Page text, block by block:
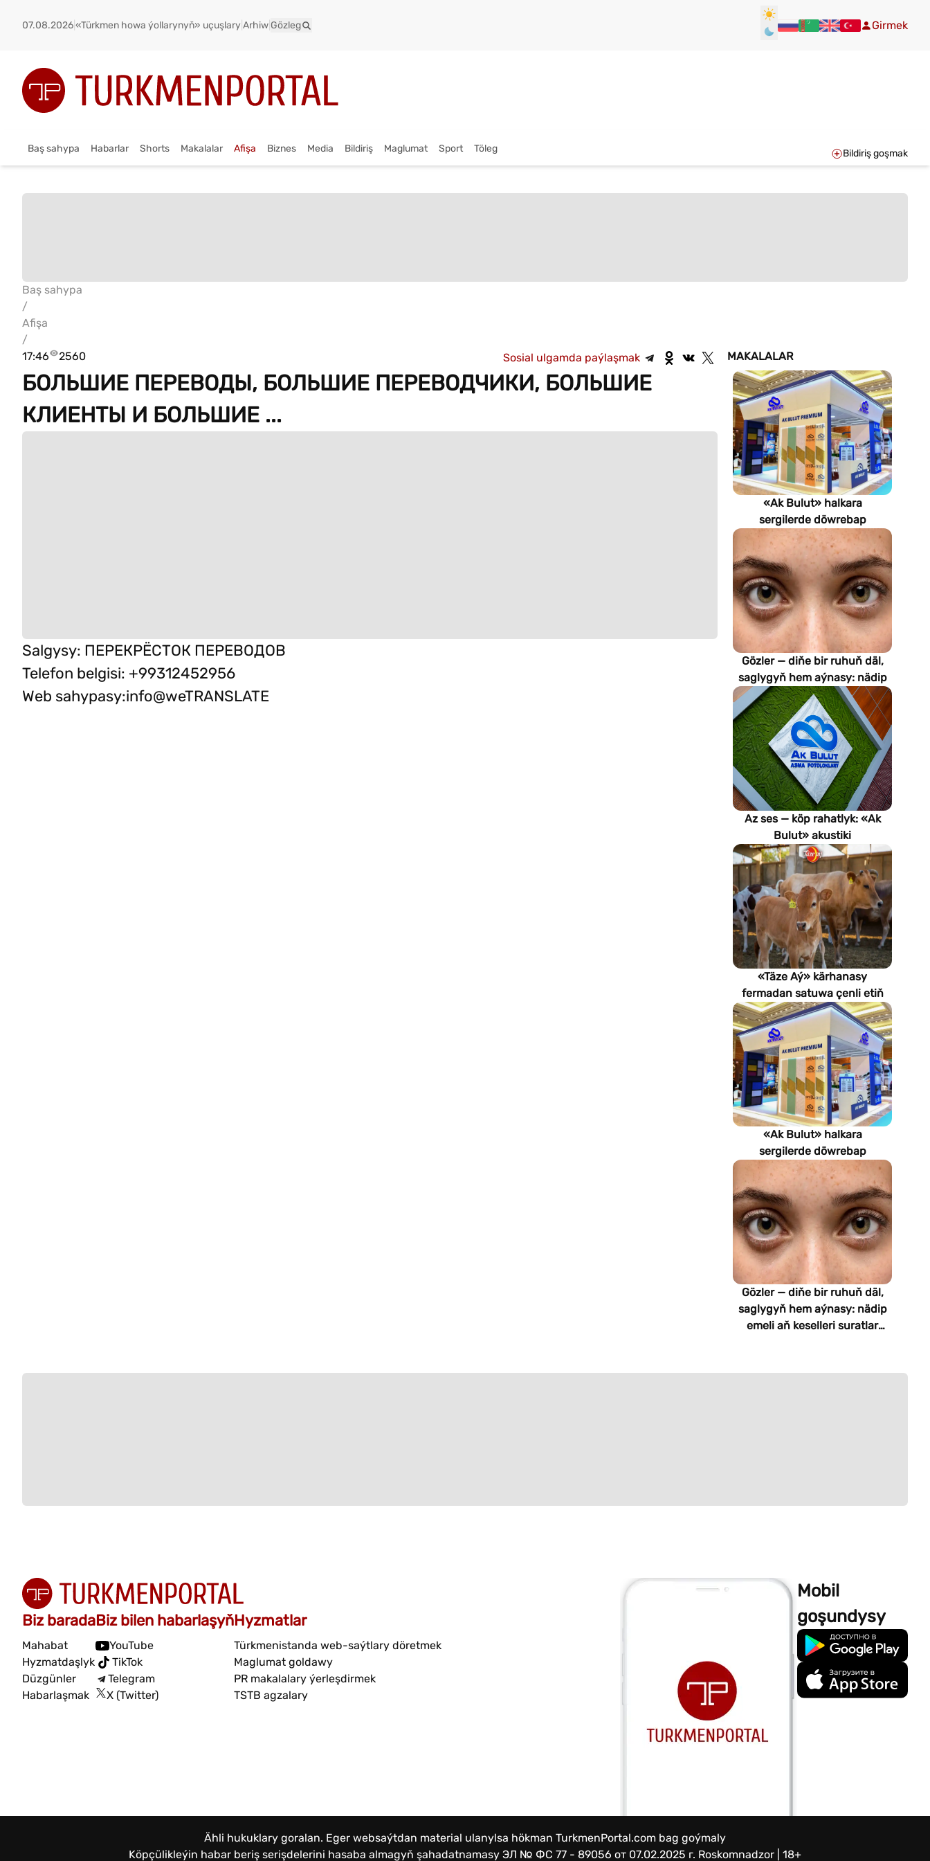
07.08.2026«Türkmen howa ýollarynyň» uçuşlaryArhiw Gözleg Girmek
Baş sahypa Habarlar Shorts Makalalar Afişa Biznes Media Bildiriş Maglumat Sport Töleg Bildiriş goşmak
Baş sahypa
/
Afişa
/
17:46
2560 Sosial ulgamda paýlaşmak
БОЛЬШИЕ ПЕРЕВОДЫ, БОЛЬШИЕ ПЕРЕВОДЧИКИ, БОЛЬШИЕ
КЛИЕНТЫ И БОЛЬШИЕ ...
Salgysy: ПЕРЕКРЁСТОК ПЕРЕВОДОВ
Telefon belgisi: +99312452956
Web sahypasy:info@weTRANSLATE
MAKALALAR
«Ak Bulut» halkara
sergilerde döwrebap
gurluşyk çözgütlerini
görkezýär
Gözler — diňe bir ruhuň däl,
saglygyň hem aýnasy: nädip
emeli aň keselleri suratlar
arkaly anyklaýar?
Az ses — köp rahatlyk: «Ak
Bulut» akustiki
potoloklarynyň
artykmaçlyklary
«Täze Aý» kärhanasy
fermadan satuwa çenli etiň
hilini nädip gözegçilikde
saklaýar?
«Ak Bulut» halkara
sergilerde döwrebap
gurluşyk çözgütlerini
görkezýär
Gözler — diňe bir ruhuň däl,
saglygyň hem aýnasy: nädip
emeli aň keselleri suratlar
Biz barada
Mahabat
Hyzmatdaşlyk
Düzgünler
Habarlaşmak
Biz bilen habarlaşyň
YouTube
TikTok
Telegram
X (Twitter)
Hyzmatlar
Türkmenistanda web-saýtlary döretmek
Maglumat goldawy
PR makalalary ýerleşdirmek
TSTB agzalary
Mobil
goşundysy
Ähli hukuklary goralan. Eger websaýtdan material ulanylsa hökman TurkmenPortal.com bag goýmaly
Köpçülikleýin habar beriş serişdelerini hasaba almagyň şahadatnamasy ЭЛ № ФС 77 - 89056 от 07.02.2025 г. Roskomnadzor | 18+